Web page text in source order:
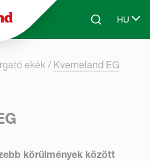
Skip to main contentSearchHU
Select
ekék Kverneland EG
körülmények között